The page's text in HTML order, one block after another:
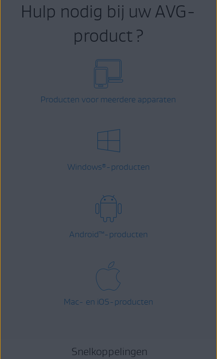
Hulp nodig bij uw AVG-
product ?
Producten voor meerdere apparaten
Windows® -producten
Android™-producten
Mac- en iOS-producten
Snelkoppelingen